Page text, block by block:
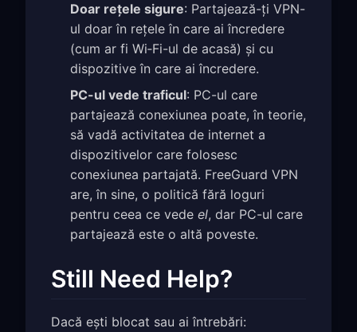
Doar rețele sigure: Partajează-ți VPN-
ul doar în rețele în care ai încredere
(cum ar fi Wi‑Fi-ul de acasă) și cu
dispozitive în care ai încredere.
PC-ul vede traficul: PC-ul care
partajează conexiunea poate, în teorie,
să vadă activitatea de internet a
dispozitivelor care folosesc
conexiunea partajată. FreeGuard VPN
are, în sine, o politică fără loguri
pentru ceea ce vede el, dar PC-ul care
partajează este o altă poveste.
Still Need Help?
Dacă ești blocat sau ai întrebări: